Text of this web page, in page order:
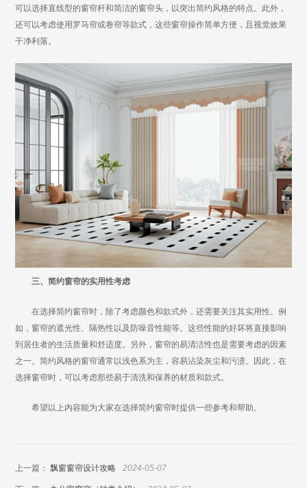
可以选择直线型的窗帘杆和简洁的窗帘头，以突出简约风格的特点。此外，
还可以考虑使用罗马帘或卷帘等款式，这些窗帘操作简单方便，且视觉效果
干净利落。
三、简约窗帘的实用性考虑
在选择简约窗帘时，除了考虑颜色和款式外，还需要关注其实用性。例
如，窗帘的遮光性、隔热性以及防噪音性能等。这些性能的好坏将直接影响
到居住者的生活质量和舒适度。另外，窗帘的易清洁性也是需要考虑的因素
之一。简约风格的窗帘通常以浅色系为主，容易沾染灰尘和污渍。因此，在
选择窗帘时，可以考虑那些易于清洗和保养的材质和款式。
希望以上内容能为大家在选择简约窗帘时提供一些参考和帮助。
上一篇：飘窗窗帘设计攻略 2024-05-07